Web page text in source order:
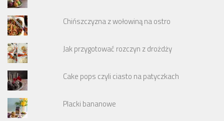
Chińszczyzna z wołowiną na ostro
Jak przygotować rozczyn z drożdży
Cake pops czyli ciasto na patyczkach
Placki bananowe